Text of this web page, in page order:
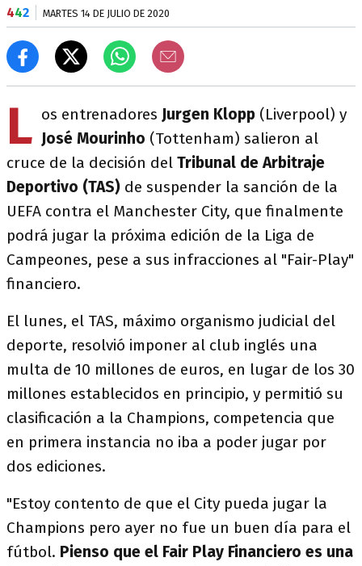
442 MARTES 14 DE JULIO DE 2020
L os entrenadores Jurgen Klopp (Liverpool) y
José Mourinho (Tottenham) salieron al
cruce de la decisión del Tribunal de Arbitraje
Deportivo (TAS) de suspender la sanción de la
UEFA contra el Manchester City, que finalmente
podrá jugar la próxima edición de la Liga de
Campeones, pese a sus infracciones al "Fair-Play"
financiero.
El lunes, el TAS, máximo organismo judicial del
deporte, resolvió imponer al club inglés una
multa de 10 millones de euros, en lugar de los 30
millones establecidos en principio, y permitió su
clasificación a la Champions, competencia que
en primera instancia no iba a poder jugar por
dos ediciones.
"Estoy contento de que el City pueda jugar la
Champions pero ayer no fue un buen día para el
fútbol. Pienso que el Fair Play Financiero es una